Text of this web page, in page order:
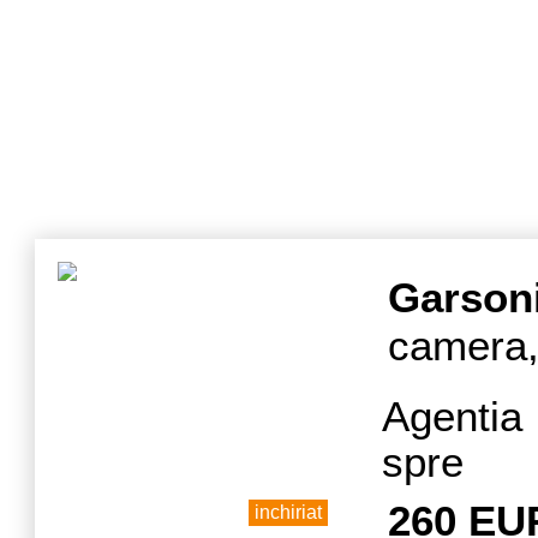
inchiriat
Agentia
spre
260